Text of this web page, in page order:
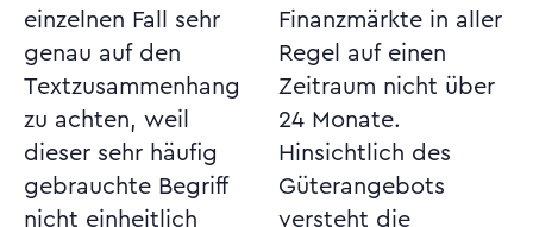
einzelnen Fall sehr
genau auf den
Textzusammenhang
zu achten, weil
dieser sehr häufig
gebrauchte Begriff
nicht einheitlich
Finanzmärkte in aller
Regel auf einen
Zeitraum nicht über
24 Monate.
Hinsichtlich des
Güterangebots
versteht die